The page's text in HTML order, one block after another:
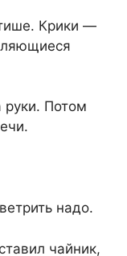
Крики —
Потом
надо.
чайник,